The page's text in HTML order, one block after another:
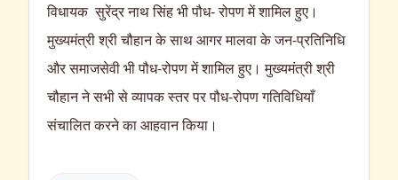
विधायक सुरेंद्र नाथ सिंह भी पौध- रोपण में शामिल हुए।
मुख्यमंत्री श्री चौहान के साथ आगर मालवा के जन-प्रतिनिधि
और समाजसेवी भी पौध-रोपण में शामिल हुए। मुख्यमंत्री श्री
चौहान ने सभी से व्यापक स्तर पर पौध-रोपण गतिविधियाँ
संचालित करने का आहवान किया।